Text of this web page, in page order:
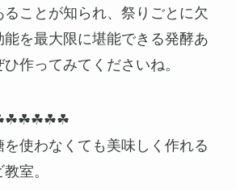
ことが知られ、祭りごとに欠
を最大限に堪能できる発酵あ
作ってみてくださいね。
使わなくても美味しく作れる
室。